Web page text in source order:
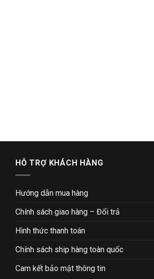
HỖ TRỢ KHÁCH HÀNG
Hướng dẫn mua hàng
Chính sách giao hàng – Đổi trả
Hình thức thanh toán
Chính sách ship hàng toàn quốc
Cam kết bảo mật thông tin